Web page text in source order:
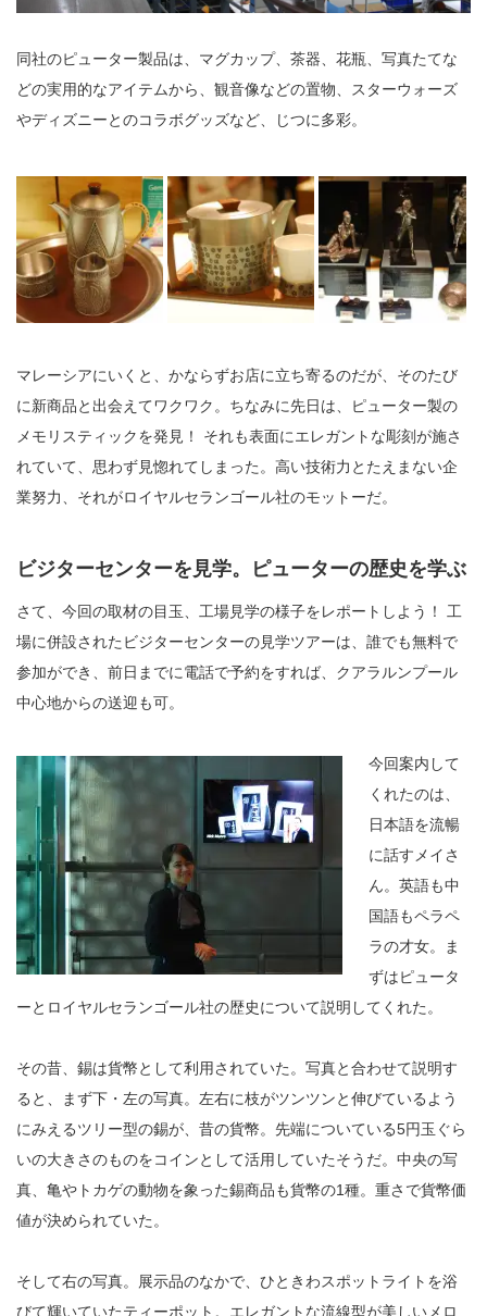
同社のピューター製品は、マグカップ、茶器、花瓶、写真たてな
どの実用的なアイテムから、観音像などの置物、スターウォーズ
やディズニーとのコラボグッズなど、じつに多彩。
マレーシアにいくと、かならずお店に立ち寄るのだが、そのたび
に新商品と出会えてワクワク。ちなみに先日は、ピューター製の
メモリスティックを発見！ それも表面にエレガントな彫刻が施さ
れていて、思わず見惚れてしまった。高い技術力とたえまない企
業努力、それがロイヤルセランゴール社のモットーだ。
ビジターセンターを見学。ピューターの歴史を学ぶ
さて、今回の取材の目玉、工場見学の様子をレポートしよう！ 工
場に併設されたビジターセンターの見学ツアーは、誰でも無料で
参加ができ、前日までに電話で予約をすれば、クアラルンプール
中心地からの送迎も可。
今回案内して
くれたのは、
日本語を流暢
に話すメイさ
ん。英語も中
国語もペラペ
ラの才女。ま
ずはピュータ
ーとロイヤルセランゴール社の歴史について説明してくれた。
その昔、錫は貨幣として利用されていた。写真と合わせて説明す
ると、まず下・左の写真。左右に枝がツンツンと伸びているよう
にみえるツリー型の錫が、昔の貨幣。先端についている5円玉ぐら
いの大きさのものをコインとして活用していたそうだ。中央の写
真、亀やトカゲの動物を象った錫商品も貨幣の1種。重さで貨幣価
値が決められていた。
そして右の写真。展示品のなかで、ひときわスポットライトを浴
びて輝いていたティーポット。エレガントな流線型が美しいメロ